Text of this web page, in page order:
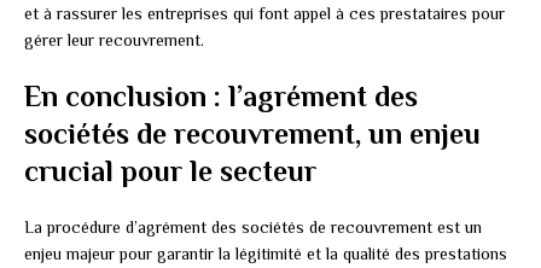
et à rassurer les entreprises qui font appel à ces prestataires pour
gérer leur recouvrement.
En conclusion : l’agrément des
sociétés de recouvrement, un enjeu
crucial pour le secteur
La procédure d’agrément des sociétés de recouvrement est un
enjeu majeur pour garantir la légitimité et la qualité des prestations